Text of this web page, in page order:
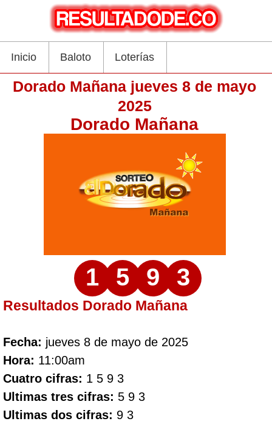
Inicio Baloto Loterías
Dorado Mañana jueves 8 de mayo
2025
Dorado Mañana
1 5 9 3
Resultados Dorado Mañana
Fecha: jueves 8 de mayo de 2025
Hora: 11:00am
Cuatro cifras: 1 5 9 3
Ultimas tres cifras: 5 9 3
Ultimas dos cifras: 9 3